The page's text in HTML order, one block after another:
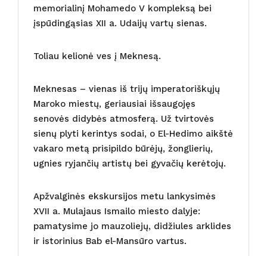
memorialinį Mohamedo V kompleksą bei
įspūdingąsias XII a. Udaijų vartų sienas.
Toliau kelionė ves į Meknesą.
Meknesas – vienas iš trijų imperatoriškųjų
Maroko miestų, geriausiai išsaugojęs
senovės didybės atmosferą. Už tvirtovės
sienų plyti kerintys sodai, o El-Hedimo aikštė
vakaro metą prisipildo būrėjų, žonglierių,
ugnies ryjančių artistų bei gyvačių kerėtojų.
Apžvalginės ekskursijos metu lankysimės
XVII a. Mulajaus Ismailo miesto dalyje:
pamatysime jo mauzoliejų, didžiules arklides
ir istorinius Bab el-Mansūro vartus.